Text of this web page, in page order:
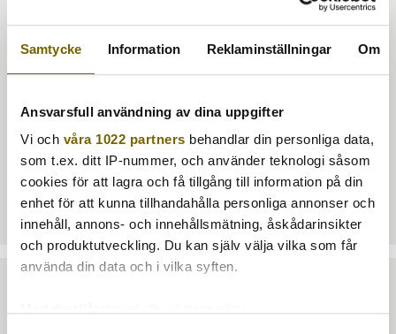
Samtycke Information Reklaminställningar Om
Ansvarsfull användning av dina uppgifter
Vi och våra 1022 partners behandlar din personliga data,
som t.ex. ditt IP-nummer, och använder teknologi såsom
cookies för att lagra och få tillgång till information på din
enhet för att kunna tillhandahålla personliga annonser och
innehåll, annons- och innehållsmätning, åskådarinsikter
och produktutveckling. Du kan själv välja vilka som får
använda din data och i vilka syften.
OBS: Passar till parasoller med stång på max 48 mm i diameter!
Tyvärr ingår inte denna produkt i vårt sortiment för tillfället.
Till butikens startsida »
Sitemap »
Artikelnr: PFFL-42G
TA DEL AV VÅRA BÄSTA ERBJUDANDEN & NYHETER